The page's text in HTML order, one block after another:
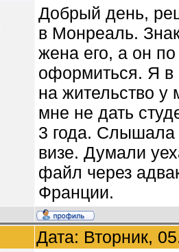
Добрый день,
в Монреаль.
жена его, а он
оформиться. Я в
на жительство у
мне не дать
3 года. Слышала
визе. Думали
файл через
Франции.
Дата: Вторник,